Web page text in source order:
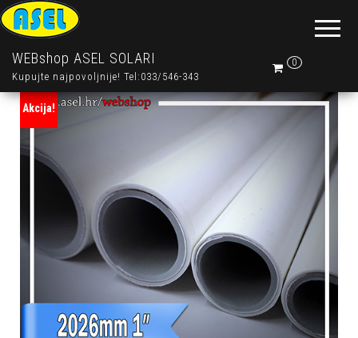
WEBshop ASEL SOLARI
Kupujte najpovoljnije! Tel:033/546-343
0
Akcija!